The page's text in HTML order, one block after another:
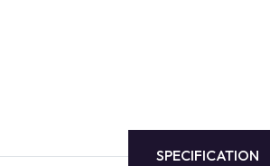
SPECIFICATION